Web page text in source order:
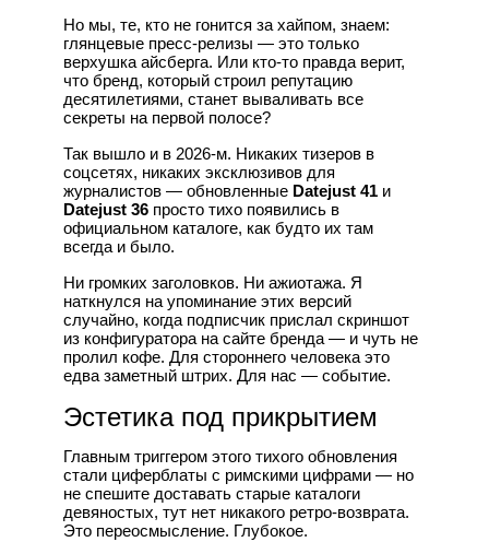
Но мы, те, кто не гонится за хайпом, знаем:
глянцевые пресс-релизы — это только
верхушка айсберга. Или кто-то правда верит,
что бренд, который строил репутацию
десятилетиями, станет вываливать все
секреты на первой полосе?
Так вышло и в 2026-м. Никаких тизеров в
соцсетях, никаких эксклюзивов для
журналистов — обновленные Datejust 41 и
Datejust 36 просто тихо появились в
официальном каталоге, как будто их там
всегда и было.
Ни громких заголовков. Ни ажиотажа. Я
наткнулся на упоминание этих версий
случайно, когда подписчик прислал скриншот
из конфигуратора на сайте бренда — и чуть не
пролил кофе. Для стороннего человека это
едва заметный штрих. Для нас — событие.
Эстетика под прикрытием
Главным триггером этого тихого обновления
стали циферблаты с римскими цифрами — но
не спешите доставать старые каталоги
девяностых, тут нет никакого ретро-возврата.
Это переосмысление. Глубокое.